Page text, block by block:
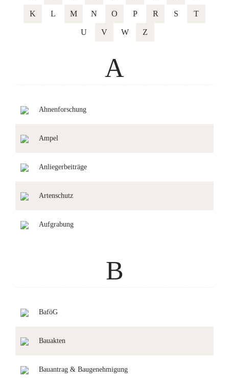
K L M N O P R S T
U V W Z
A
Ahnenforschung
Ampel
Anliegerbeiträge
Artenschutz
Aufgrabung
B
BaföG
Bauakten
Bauantrag & Baugenehmigung